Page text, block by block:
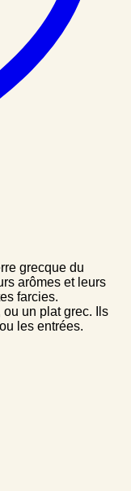
grecque du
arômes et leurs
farcies.
un plat grec. Ils
les entrées.